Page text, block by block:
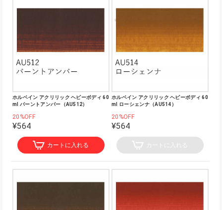
ホルベイン アクリリック ヘビーボディ 60
ml バーントアンバー（AU512）
20%OFF
¥564
カートに入れる
ホルベイン アクリリック ヘビーボディ 60
ml ローシェンナ（AU514）
20%OFF
¥564
カートに入れる